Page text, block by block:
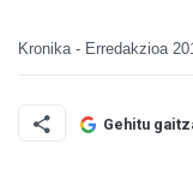
Kronika - Erredakzioa
Gehitu